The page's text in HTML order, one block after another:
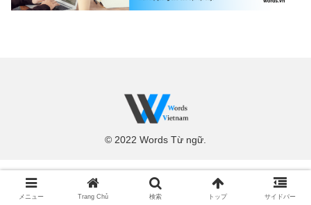
© 2022 Words Từ ngữ.
メニュー Trang Chủ 検索 トップ サイドバー